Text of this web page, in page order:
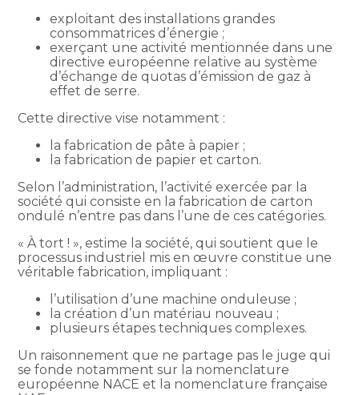
exploitant des installations grandes
consommatrices d’énergie ;
exerçant une activité mentionnée dans une
directive européenne relative au système
d’échange de quotas d’émission de gaz à
effet de serre.
Cette directive vise notamment :
la fabrication de pâte à papier ;
la fabrication de papier et carton.
Selon l’administration, l’activité exercée par la
société qui consiste en la fabrication de carton
ondulé n’entre pas dans l’une de ces catégories.
« À tort ! », estime la société, qui soutient que le
processus industriel mis en œuvre constitue une
véritable fabrication, impliquant :
l’utilisation d’une machine onduleuse ;
la création d’un matériau nouveau ;
plusieurs étapes techniques complexes.
Un raisonnement que ne partage pas le juge qui
se fonde notamment sur la nomenclature
européenne NACE et la nomenclature française